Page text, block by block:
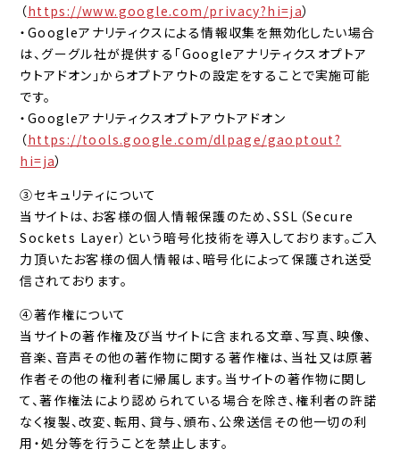
（https://www.google.com/privacy?hi=ja）
・Googleアナリティクスによる情報収集を無効化したい場合
は、グーグル社が提供する「Googleアナリティクスオプトア
ウトアドオン」からオプトアウトの設定をすることで実施可能
です。
・Googleアナリティクスオプトアウトアドオン
（https://tools.google.com/dlpage/gaoptout?
hi=ja）
③セキュリティについて
当サイトは、お客様の個人情報保護のため、SSL（Secure
Sockets Layer）という暗号化技術を導入しております。ご入
力頂いたお客様の個人情報は、暗号化によって保護され送受
信されております。
④著作権について
当サイトの著作権及び当サイトに含まれる文章、写真、映像、
音楽、音声その他の著作物に関する著作権は、当社又は原著
作者その他の権利者に帰属します。当サイトの著作物に関し
て、著作権法により認められている場合を除き、権利者の許諾
なく複製、改変、転用、貸与、頒布、公衆送信その他一切の利
用・処分等を行うことを禁止します。